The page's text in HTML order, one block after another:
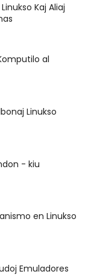
Kaj Aliaj
al
Linukso
- kiu
en Linukso
Emuladores